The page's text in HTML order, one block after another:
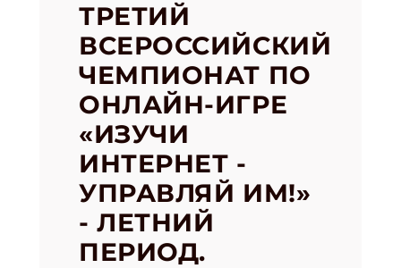
ТРЕТИЙ
ВСЕРОССИЙСКИЙ
ЧЕМПИОНАТ ПО
ОНЛАЙН-ИГРЕ
«ИЗУЧИ
ИНТЕРНЕТ -
УПРАВЛЯЙ ИМ!»
- ЛЕТНИЙ
ПЕРИОД.